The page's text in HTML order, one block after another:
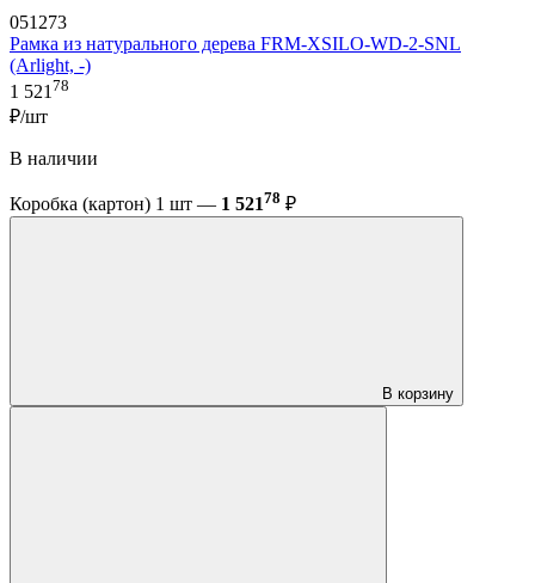
051273
Рамка из натурального дерева FRM-XSILO-WD-2-SNL
(Arlight, -)
1 521 78
₽/шт
В наличии
Коробка (картон) 1 шт — 1 52178 ₽
В корзину